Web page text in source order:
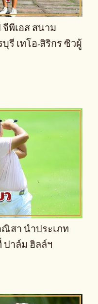
พีเอส สนาม
รี เทโอ-สิริกร ซิวผู้
สา นำประเภท
าล์ม ฮิลล์ฯ